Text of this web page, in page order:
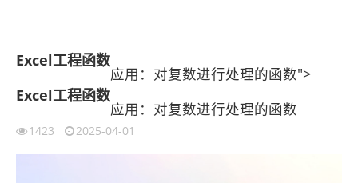
Excel工程函数
应用：对复数进行处理的函数">
Excel工程函数
应用：对复数进行处理的函数
1423 2025-04-01